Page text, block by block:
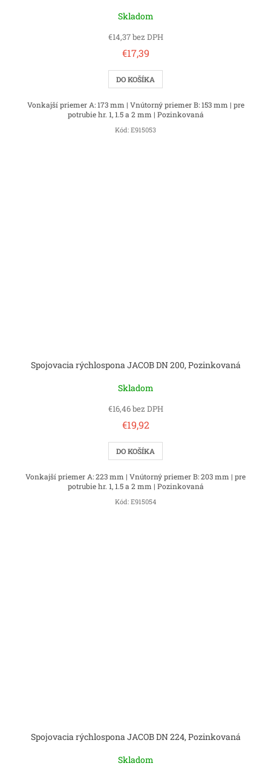
Skladom
€14,37 bez DPH
€17,39
DO KOŠÍKA
Vonkajší priemer A: 173 mm | Vnútorný priemer B: 153 mm | pre
potrubie hr. 1, 1.5 a 2 mm | Pozinkovaná
Kód: E915053
Spojovacia rýchlospona JACOB DN 200, Pozinkovaná
Skladom
€16,46 bez DPH
€19,92
DO KOŠÍKA
Vonkajší priemer A: 223 mm | Vnútorný priemer B: 203 mm | pre
potrubie hr. 1, 1.5 a 2 mm | Pozinkovaná
Kód: E915054
Spojovacia rýchlospona JACOB DN 224, Pozinkovaná
Skladom